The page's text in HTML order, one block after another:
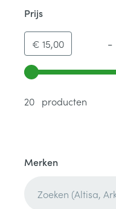
Prijs
Minimumwaarde
€ 15,00 -
Gebruik de
20 producten
Merken